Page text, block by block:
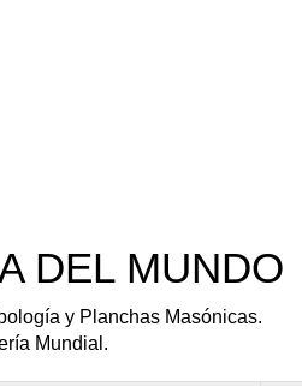
DEL MUNDO
y Planchas Masónicas.
Mundial.